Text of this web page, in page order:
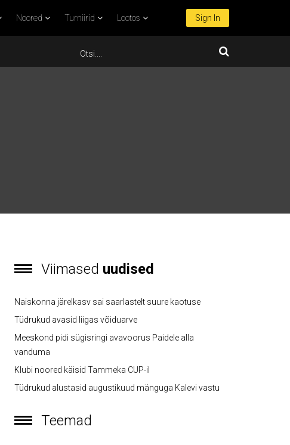
Noored Turniirid Lootos Sign In
Viimased uudised
Naiskonna järelkasv sai saarlastelt suure kaotuse
Tüdrukud avasid liigas võiduarve
Meeskond pidi sügisringi avavoorus Paidele alla
vanduma
Klubi noored käisid Tammeka CUP-il
Tüdrukud alustasid augustikuud mänguga Kalevi vastu
Teemad